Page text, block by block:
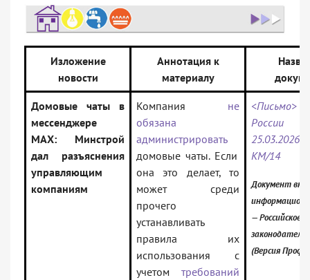
Изложение
новости
Аннотация к
материалу
Домовые чаты в
мессенджере
MAX: Минстрой
дал разъяснения
управляющим
компаниям
Компания не
обязана
администрировать
домовые чаты. Если
она это делает, то
может среди
прочего
устанавливать
правила их
использования с
учетом требований
<Письмо>
25.03.2026
КМ/14
Документ
— Российское
(Версия Проф)